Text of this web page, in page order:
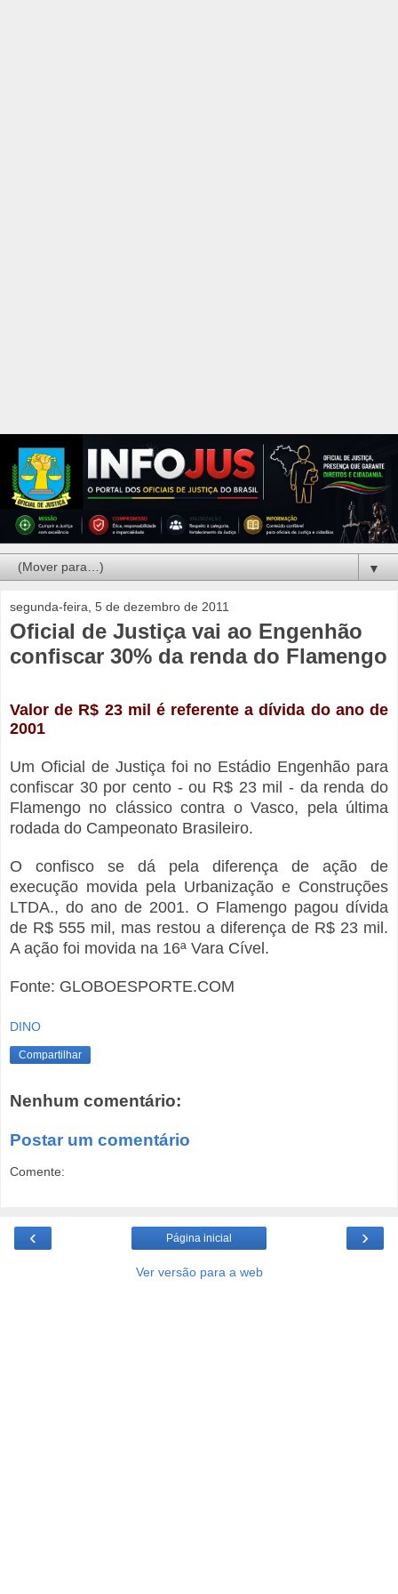
▼
segunda-feira, 5 de dezembro de 2011
Oficial de Justiça vai ao Engenhão
confiscar 30% da renda do Flamengo
Valor de R$ 23 mil é referente a dívida do ano de
2001
Um Oficial de Justiça foi no Estádio Engenhão para
confiscar 30 por cento - ou R$ 23 mil - da renda do
Flamengo no clássico contra o Vasco, pela última
rodada do Campeonato Brasileiro.
O confisco se dá pela diferença de ação de
execução movida pela Urbanização e Construções
LTDA., do ano de 2001. O Flamengo pagou dívida
de R$ 555 mil, mas restou a diferença de R$ 23 mil.
A ação foi movida na 16ª Vara Cível.
Fonte: GLOBOESPORTE.COM
DINO
Compartilhar
Nenhum comentário:
Postar um comentário
Comente:
‹ ›
Página inicial
Ver versão para a web